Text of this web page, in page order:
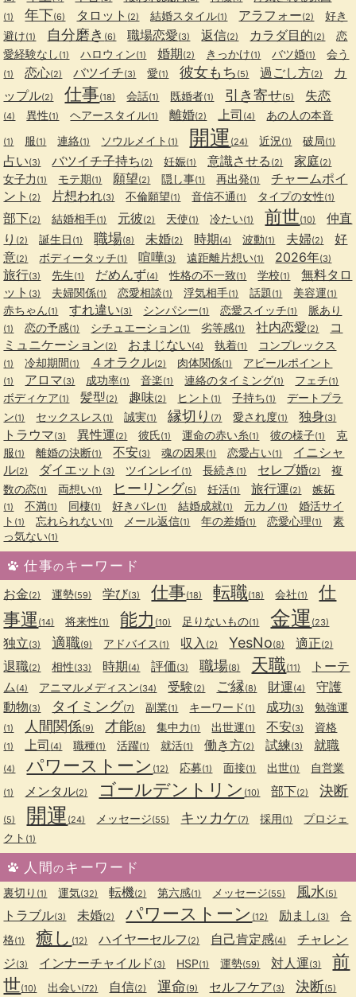
(1) 年下(6) タロット (2) 結婚スタイル(1) アラフォー(2)
好き
避け(1) 自分磨き (6) 職場恋愛(3) 返信(2) カラダ目的(2)
恋
愛経験なし (1) ハロウィン(1) 婚期(2) きっかけ(1) バツ婚(1) 会う
(1) 恋心(2) バツイチ(3) 愛(1) 彼女もち (5) 過ごし方(2)
カ
ップル(2) 仕事(18) 会話(1) 既婚者(1) 引き寄せ(5) 失恋
(4) 異性(1) ヘアースタイル(1) 離婚(2) 上司 (4) あの人の本音
(1) 服(1) 連絡(1) ソウルメイト (1) 開運 (24) 近況 (1) 破局(1)
占い(3) バツイチ子持ち (2) 妊娠(1) 意識させる (2) 家庭(2)
女子力 (1) モテ期(1) 願望(2) 隠し事(1) 再出発(1)
チャームポイ
ント (2) 片想われ(3) 不倫願望(1) 音信不通 (1) タイプの女性(1)
部下(2) 結婚相手(1) 元彼(2) 天使(1) 冷たい(1) 前世(10)
仲直
り (2) 誕生日 (1) 職場(8) 未婚(2) 時期(4) 波動(1) 夫婦(2)
好
意(2) ボディータッチ(1) 喧嘩(3) 遠距離片想い(1) 2026年(3)
旅行(3) 先生(1) だめんず(4) 性格の不一致(1) 学校(1)
無料タロ
ット (3) 夫婦関係(1) 恋愛相談(1) 浮気相手(1) 話題(1) 美容運(1)
赤ちゃん(1) すれ違い(3) シンパシー(1) 恋愛スイッチ(1) 脈あり
(1) 恋の予感(1) シチュエーション(1) 劣等感(1) 社内恋愛(2)
コ
ミュニケーション(2) おまじない(4) 執着(1) コンプレックス
(1) 冷却期間(1) ４オラクル(2) 肉体関係(1) アピールポイント
(1) アロマ(3) 成功率(1) 音楽(1) 連絡のタイミング(1) フェチ(1)
ボディケア(1) 髪型(2) 趣味(2) ヒント (1) 子持ち(1)
デートプラ
ン(1) セックスレス (1) 誠実(1) 縁切り (7) 愛され度(1) 独身(3)
トラウマ(3) 異性運(2) 彼氏(1) 運命の赤い糸(1) 彼の様子(1)
克
服(1) 離婚の決断(1) 不安(3) 魂の因果(1) 恋愛占い(1)
イニシャ
ル(2) ダイエット (3) ツインレイ (1) 長続き (1) セレブ婚(2)
複
数の恋(1) 両想い(1) ヒーリング(5) 妊活(1) 旅行運(2) 嫉妬
(1) 不満(1) 同棲(1) 好きバレ(1) 結婚成就(1) 元カノ (1)
婚活サイ
ト (1) 忘れられない(1) メール返信(1) 年の差婚(1) 恋愛心理(1)
素
っ気ない(1)
仕事のキーワード
お金(2) 運勢(59) 学び(3) 仕事(18) 転職(18) 会社(1)
仕
事運 (14) 将来性(1) 能力 (10) 足りないもの(1) 金運 (23)
独立(3) 適職(9) アドバイス (1) 収入 (2) YesNo(8) 適正(2)
退職(2) 相性(33) 時期(4) 評価(3) 職場(8) 天職(11)
トーテ
ム (4) アニマルメディスン(34) 受験(2) ご縁(8) 財運(4)
守護
動物(3) タイミング(7) 副業(1) キーワード (1) 成功(3) 勉強運
(1) 人間関係(9) 才能(8) 集中力 (1) 出世運(1) 不安(3) 資格
(1) 上司 (4) 職種(1) 活躍(1) 就活(1) 働き方(2) 試練(3) 就職
(4) パワーストーン (12) 応募(1) 面接(1) 出世(1) 自営業
(1) メンタル(2) ゴールデントリン (10) 部下(2) 決断
(5) 開運 (24) メッセージ(55) キッカケ(7) 採用(1)
プロジェ
クト (1)
人間のキーワード
裏切り (1) 運気(32) 転機(2) 第六感(1) メッセージ(55) 風水(5)
トラブル(3) 未婚(2) パワーストーン (12) 励まし (3)
合
格(1) 癒し (12) ハイヤーセルフ (2) 自己肯定感(4)
チャレン
ジ(3) インナーチャイルド (3) HSP(1) 運勢(59) 対人運(3)
前
世(10) 出会い(72) 自信(2) 運命(9) セルフケア(3) 決断(5)